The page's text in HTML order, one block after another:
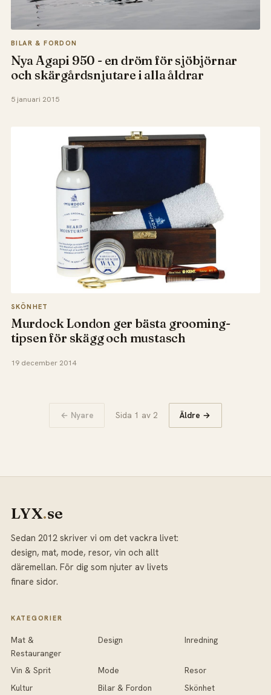
BILAR & FORDON
Nya Agapi 950 - en dröm för sjöbjörnar
och skärgårdsnjutare i alla åldrar
5 januari 2015
SKÖNHET
Murdock London ger bästa grooming-
tipsen för skägg och mustasch
19 december 2014
← Nyare Sida 1 av 2 Äldre →
LYX.se
Sedan 2012 skriver vi om det vackra livet:
design, mat, mode, resor, vin och allt
däremellan. För dig som njuter av livets
finare sidor.
KATEGORIER
Mat &
Restauranger
Design Inredning
Vin & Sprit Mode
Resor
Kultur
Bilar & Fordon Skönhet